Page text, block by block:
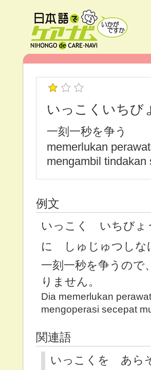
いっこくいち
一刻一秒を争う
memerlukan
mengambil tindakan
例文
いっこく いちびょ
に しゅじゅつし
一刻一秒を争うので
りません。
Dia memerlukan
mengoperasi secepat
関連語
いっこくを あら